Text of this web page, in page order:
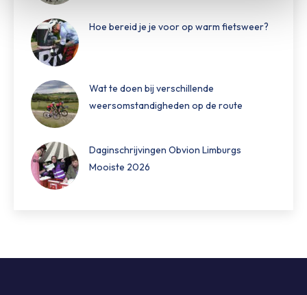
Hoe bereid je je voor op warm fietsweer?
Wat te doen bij verschillende
weersomstandigheden op de route
Daginschrijvingen Obvion Limburgs
Mooiste 2026